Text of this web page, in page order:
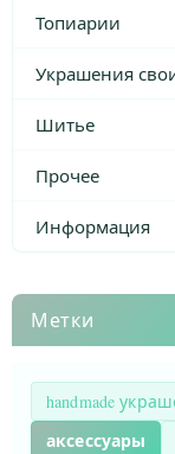
Топиарии
Украшения
Шитье
Прочее
Информация
Метки
handmade
аксессуары